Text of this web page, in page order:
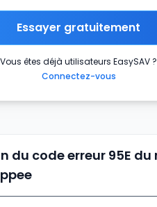
Essayer gratuitement
Vous êtes déjà utilisateurs EasySAV ?
Connectez-vous
code erreur 95E du